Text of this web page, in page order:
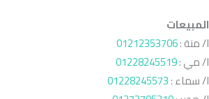
المبيعات
ا/ منة :01212353706
ا/ مي :01228245519
ا/ سماء :01228245573